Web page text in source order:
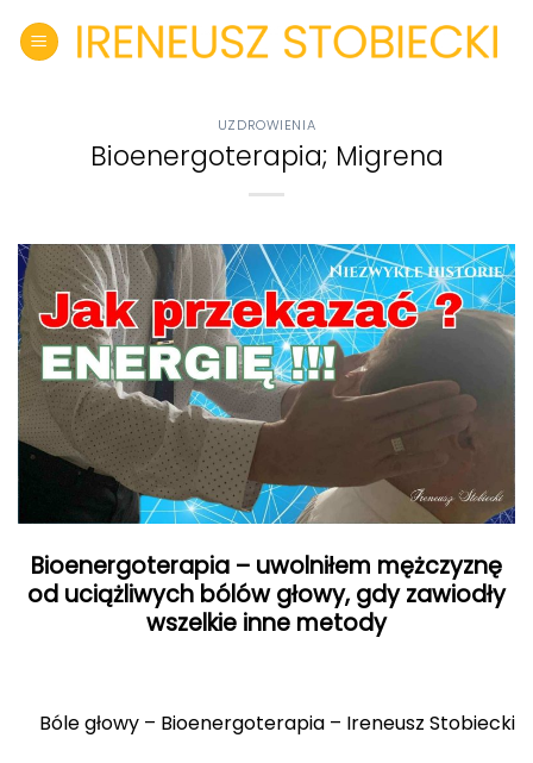
UZDROWIENIA
Bioenergoterapia; Migrena
Bioenergoterapia – uwolniłem mężczyznę
od uciążliwych bólów głowy, gdy zawiodły
wszelkie inne metody
Bóle głowy – Bioenergoterapia – Ireneusz Stobiecki